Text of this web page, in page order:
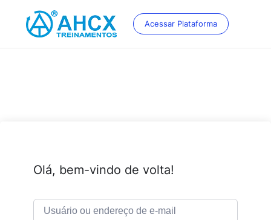
content
Acessar Plataforma
Olá, bem-vindo de volta!